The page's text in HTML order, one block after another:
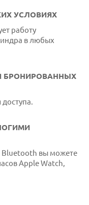
УСЛОВИЯХ
работу
в любых
БРОНИРОВАННЫХ
Bluetooth вы можете
Apple Watch,